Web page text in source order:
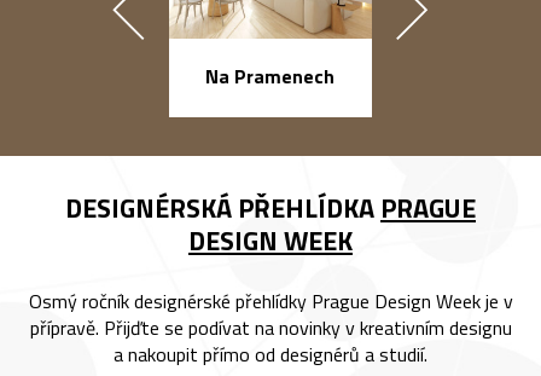
Na Pramenech
DESIGNÉRSKÁ PŘEHLÍDKA PRAGUE
DESIGN WEEK
Osmý ročník designérské přehlídky Prague Design Week je v
přípravě. Přijďte se podívat na novinky v kreativním designu
a nakoupit přímo od designérů a studií.